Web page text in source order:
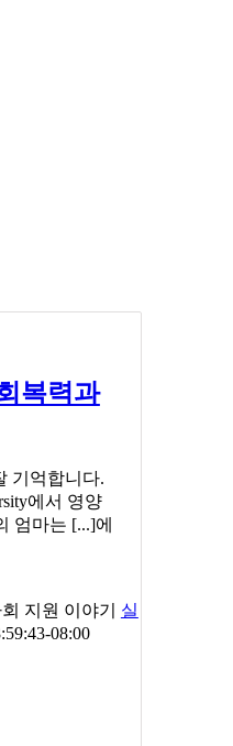
복력과
기억합니다.
에서 영양
엄마는 [...]에
지원 이야기 실
08:00